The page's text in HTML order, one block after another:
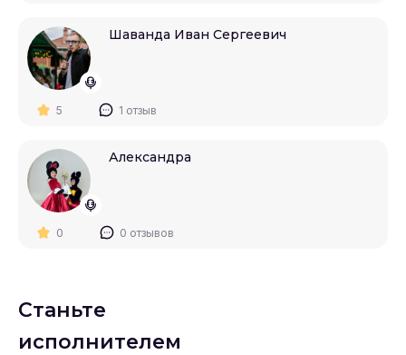
Шаванда Иван Сергеевич
5 1 отзыв
Александра
0 0 отзывов
Станьте
исполнителем